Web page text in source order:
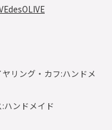
リング・カフ:ハンドメ
ハンドメイド